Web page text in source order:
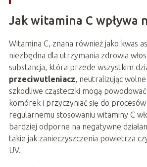
Jak witamina C wpływa
Witamina C, znana również jako kwas
niezbędna dla utrzymania zdrowia
substancja, która przede wszystkim
przeciwutleniacz, neutralizując
szkodliwe cząsteczki mogą
komórek i przyczyniać się do
regularnemu stosowaniu witaminy C
bardziej odporne na negatywne
takie jak zanieczyszczenia powietrza
UV.